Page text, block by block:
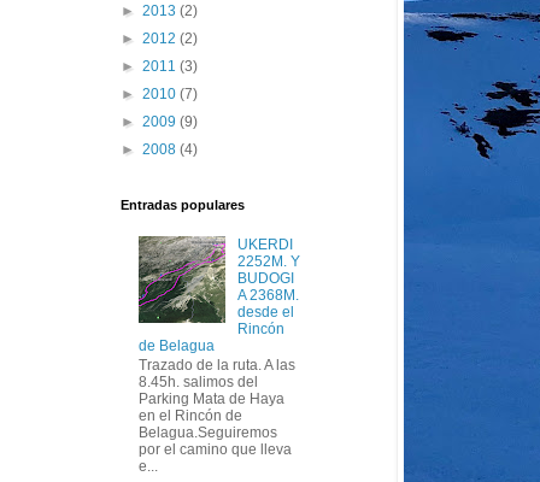
► 2013 (2)
► 2012 (2)
► 2011 (3)
► 2010 (7)
► 2009 (9)
► 2008 (4)
Entradas populares
UKERDI
2252M. Y
BUDOGI
A 2368M.
desde el
Rincón
de Belagua
Trazado de la ruta. A las
8.45h. salimos del
Parking Mata de Haya
en el Rincón de
Belagua.Seguiremos
por el camino que lleva
e...